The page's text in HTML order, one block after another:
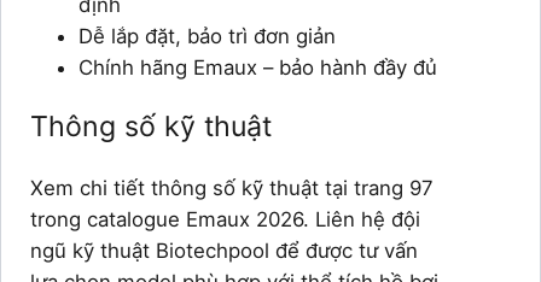
định
Dễ lắp đặt, bảo trì đơn giản
Chính hãng Emaux – bảo hành đầy đủ
Thông số kỹ thuật
Xem chi tiết thông số kỹ thuật tại trang 97
trong catalogue Emaux 2026. Liên hệ đội
ngũ kỹ thuật Biotechpool để được tư vấn